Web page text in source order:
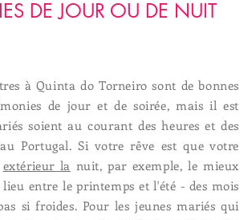
DE JOUR OU DE NUIT
à Quinta do Torneiro sont de bonnes
de jour et de soirée, mais il est
soient au courant des heures et des
Portugal. Si votre rêve est que votre
extérieur la nuit, par exemple, le mieux
entre le printemps et l'été - des mois
si froides. Pour les jeunes mariés qui